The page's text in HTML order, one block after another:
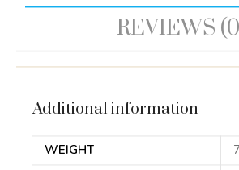
REVIEWS
Additional information
WEIGHT